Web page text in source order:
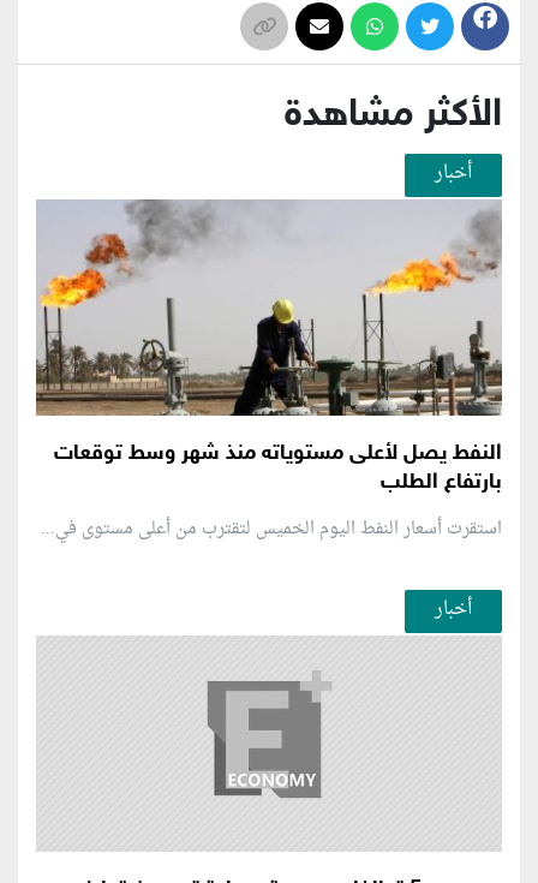
الأكثر مشاهدة
أخبار
النفط يصل لأعلى مستوياته منذ شهر وسط توقعات
بارتفاع الطلب
استقرت أسعار النفط اليوم الخميس لتقترب من أعلى مستوى في...
أخبار